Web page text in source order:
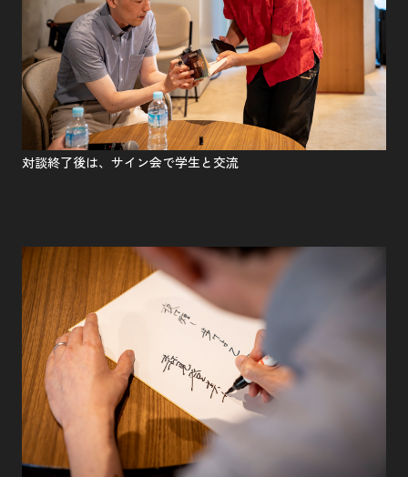
対談終了後は、サイン会で学生と交流